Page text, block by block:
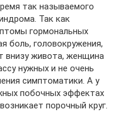
так называемого
Так как
гормональных
боль, головокружения,
внизу живота, женщина
нужных и не очень
симптоматики. А у
побочных эффектах
порочный круг.